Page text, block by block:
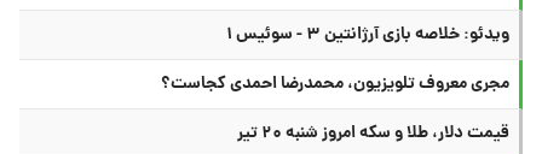
ویدئو: خلاصه بازی آرژانتین ۳ - سوئیس ۱
مجری معروف تلویزیون، محمدرضا احمدی کجاست؟
قیمت دلار، طلا و سکه امروز شنبه ۲۰ تیر